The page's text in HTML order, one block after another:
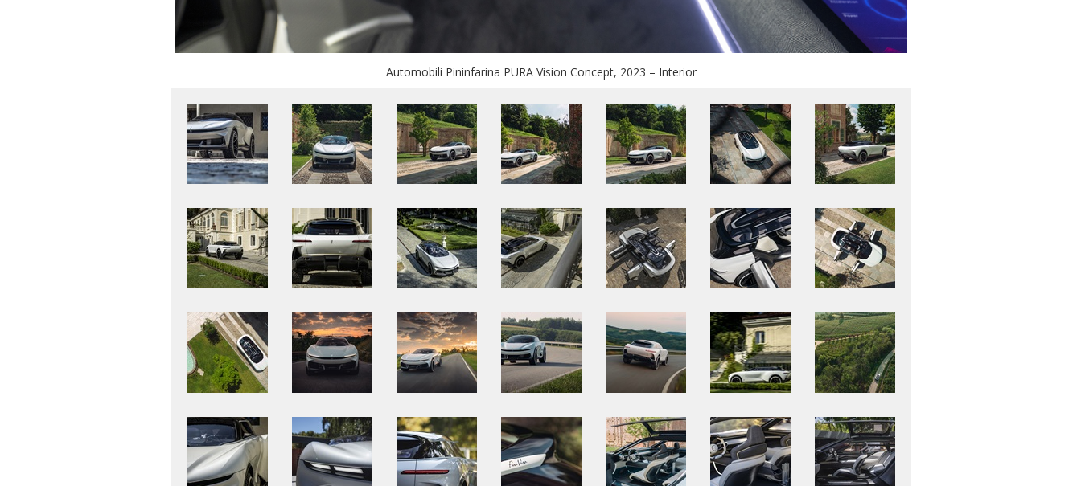
Automobili Pininfarina PURA Vision Concept, 2023 – Interior